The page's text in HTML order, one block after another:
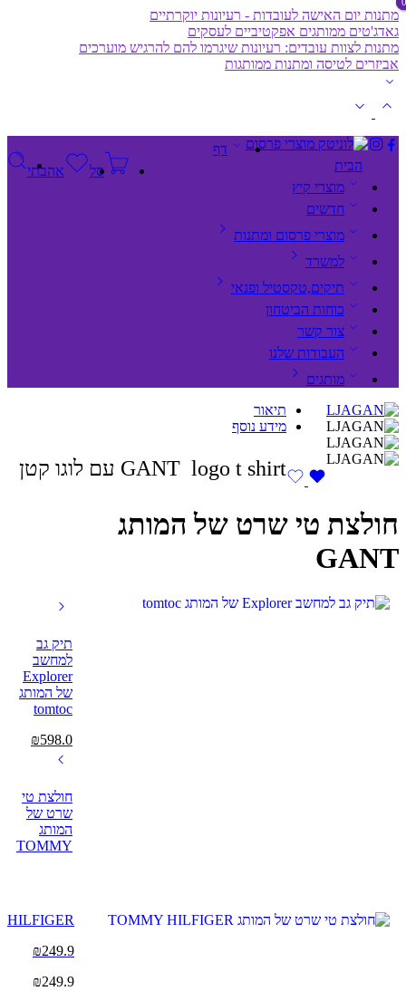
מתנות יום האישה לעובדות - רעיונות יוקרתיים
גאדג'טים ממותגים אפקטיביים לעסקים
מתנות לצוות עובדים: רעיונות שיגרמו להם להרגיש מוערכים
אביזרים לטיסה ומתנות ממותגות
סל אהבתי
דף
הבית
מוצרי קיץ
חדשים
מוצרי פרסום ומתנות
למשרד
תיקים,טקסטיל ופנאי
כוחות הביטחון
צור קשר
העבודות שלנו
מותגים
חולצת טי שרט של המותג
GANT
תיק גב
למחשב
Explorer
של המותג
tomtoc
₪598.0
חולצת טי
שרט של
המותג
TOMMY
HILFIGER
₪249.9
₪249.9
תיאור
מידע נוסף
GANT logo t shirt עם לוגו קטן